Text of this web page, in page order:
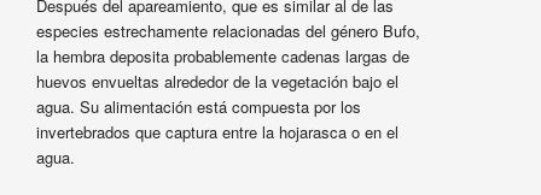
Después del apareamiento, que es similar al de las
especies estrechamente relacionadas del género Bufo,
la hembra deposita probablemente cadenas largas de
huevos envueltas alrededor de la vegetación bajo el
agua. Su alimentación está compuesta por los
invertebrados que captura entre la hojarasca o en el
agua.